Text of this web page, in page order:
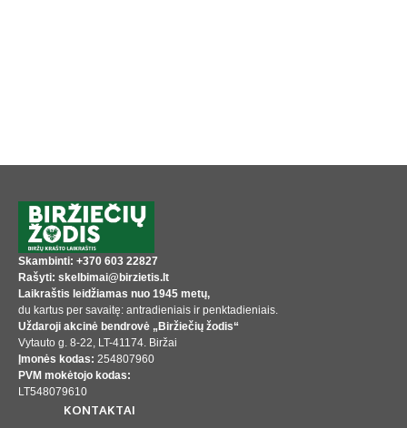
Skambinti: +370 603 22827
Rašyti: skelbimai@birzietis.lt
Laikraštis leidžiamas nuo 1945 metų,
du kartus per savaitę: antradieniais ir penktadieniais.
Uždaroji akcinė bendrovė „Biržiečių žodis“
Vytauto g. 8-22, LT-41174. Biržai
Įmonės kodas: 254807960
PVM mokėtojo kodas:
LT548079610
KONTAKTAI